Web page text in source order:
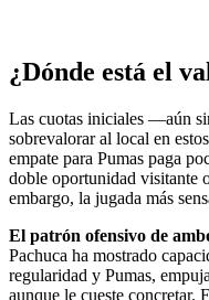
¿Dónde está el
Las cuotas iniciales —aún
sobrevalorar al local en
empate para Pumas paga
doble oportunidad visitante
embargo, la jugada más
El patrón ofensivo de
Pachuca ha mostrado
regularidad y Pumas,
aunque le cueste concretar.